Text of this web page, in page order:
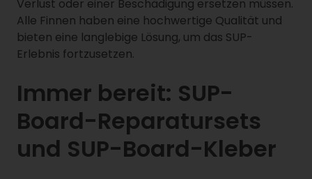
Verlust oder einer Beschädigung ersetzen müssen.
Alle Finnen haben eine hochwertige Qualität und
bieten eine langlebige Lösung, um das SUP-
Erlebnis fortzusetzen.
Immer bereit: SUP-
Board-Reparatursets
und SUP-Board-Kleber